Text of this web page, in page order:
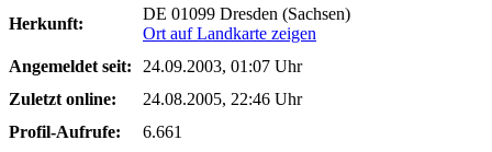
Herkunft:
DE 01099 Dresden (Sachsen)
Ort auf Landkarte zeigen
Angemeldet seit:
24.09.2003, 01:07 Uhr
Zuletzt online:
24.08.2005, 22:46 Uhr
Profil-Aufrufe:
6.661